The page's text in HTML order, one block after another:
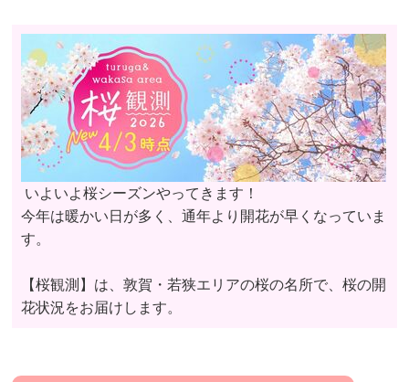
いよいよ桜シーズンやってきます！
今年は暖かい日が多く、通年より開花が早くなっていま
す。
【桜観測】は、敦賀・若狭エリアの桜の名所で、桜の開
花状況をお届けします。